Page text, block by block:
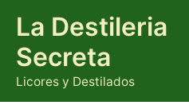
contenido
La Destileria
Secreta
Licores y Destilados